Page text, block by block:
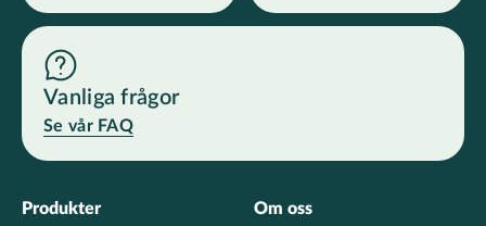
Vanliga frågor
Se vår FAQ
Footer
Produkter Om oss